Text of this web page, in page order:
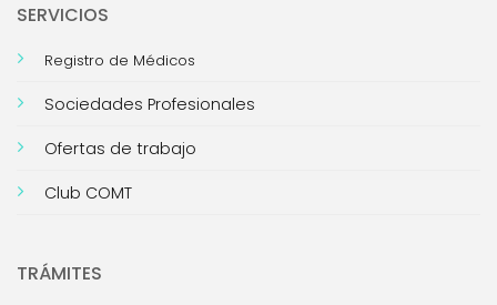
SERVICIOS
Registro de Médicos
Sociedades Profesionales
Ofertas de trabajo
Club COMT
TRÁMITES